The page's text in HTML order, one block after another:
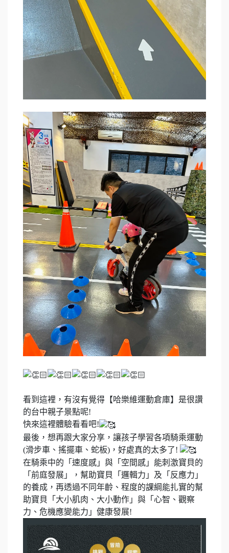
看到這裡，有沒有覺得【哈樂維運動倉庫】是很讚
的台中親子景點呢!
快來這裡體驗看看吧!
最後，想再跟大家分享，讓孩子學習各項騎乘運動
(滑步車、搖擺車、蛇板)，好處真的太多了!
在騎乘中的「速度感」與「空間感」能刺激寶貝的
「前庭發展」，幫助寶貝「邏輯力」及「反應力」
的養成，再透過不同年齡、程度的課綱能扎實的幫
助寶貝「大小肌肉、大小動作」與「心智、觀察
力、危機應變能力」健康發展!